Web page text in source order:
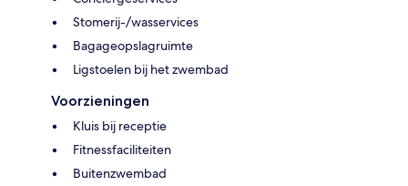
Stomerij-/wasservices
Bagageopslagruimte
Ligstoelen bij het zwembad
Voorzieningen
Kluis bij receptie
Fitnessfaciliteiten
Buitenzwembad